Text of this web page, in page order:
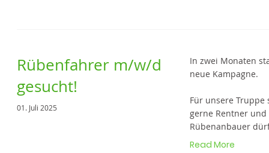
Rübenfahrer m/w/d
gesucht!
01. Juli 2025
In zwei Monaten
neue Kampagne.
Für unsere Truppe
gerne Rentner
Rübenanbauer
Read More